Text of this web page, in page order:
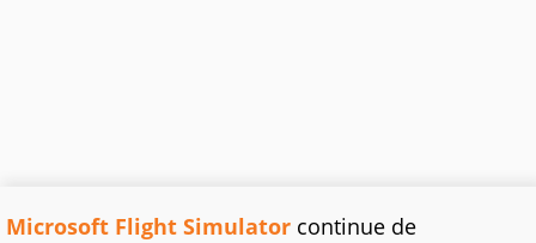
Microsoft Flight Simulator continue de